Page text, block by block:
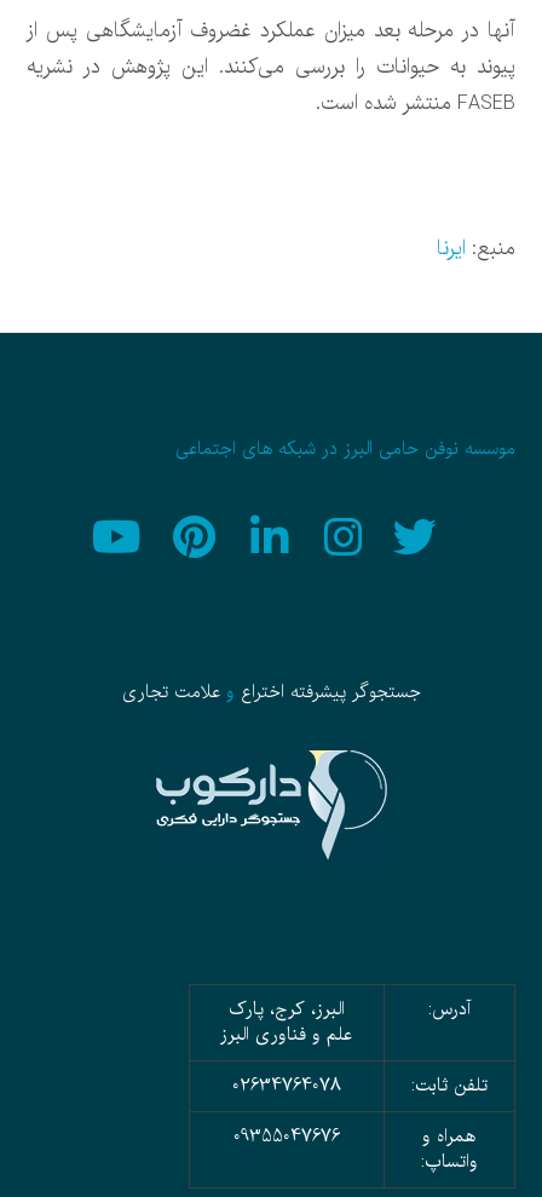
آنها در مرحله بعد میزان عملکرد غضروف آزمایشگاهی پس از
پیوند به حیوانات را بررسی می‌کنند. این پژوهش در نشریه
FASEB منتشر شده است.
منبع: ایرنا
موسسه نوفن حامی البرز در شبکه های اجتماعی
جستجوگر پیشرفته اختراع وعلامت تجاری
آدرس:
البرز، کرج، پارک
علم و فناوری البرز
تلفن ثابت:
02634764078
همراه و
واتساپ:
09355047676